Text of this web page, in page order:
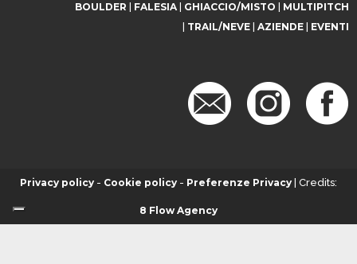
BOULDER FALESIA GHIACCIO/MISTO
MULTIPITCH
TRAIL/NEVE AZIENDE EVENTI
Privacy policy - Cookie policy - Preferenze Privacy | Credits:
8 Flow Agency